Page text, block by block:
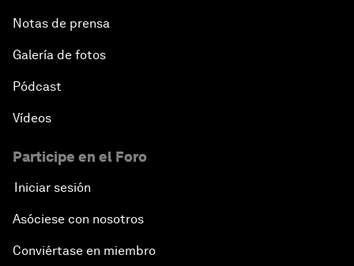
Notas de prensa
Galería de fotos
Pódcast
Vídeos
Participe en el Foro
Iniciar sesión
Asóciese con nosotros
Conviértase en miembro